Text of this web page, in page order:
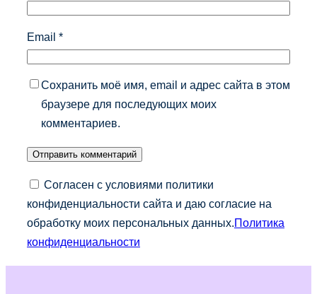
Email *
Сохранить моё имя, email и адрес сайта в этом
браузере для последующих моих
комментариев.
Согласен с условиями политики
конфиденциальности сайта и даю согласие на
обработку моих персональных данных. Политика
конфиденциальности